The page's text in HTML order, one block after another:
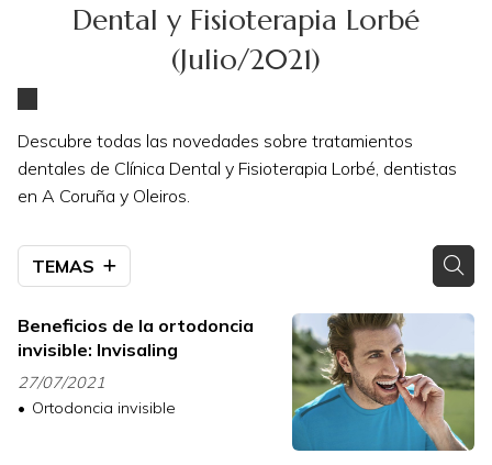
Dental y Fisioterapia Lorbé
(Julio/2021)
Descubre todas las novedades sobre tratamientos
dentales de Clínica Dental y Fisioterapia Lorbé, dentistas
en A Coruña y Oleiros.
TEMAS
Beneficios de la ortodoncia
invisible: Invisaling
27/07/2021
Ortodoncia invisible